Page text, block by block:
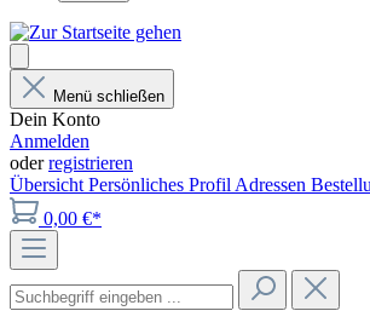
Menü schließen
Dein Konto
Anmelden
oderregistrieren
Übersicht Persönliches Profil Adressen
0,00 €*